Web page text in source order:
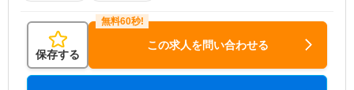
保存する
この求人を問い合わせる